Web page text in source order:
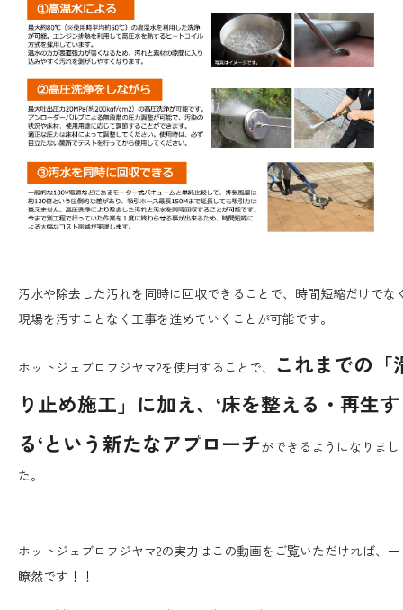
汚水や除去した汚れを同時に回収できることで、時間短縮だけでな
現場を汚すことなく工事を進めていくことが可能です。
ホットジェブロフジヤマ2を使用することで、
これまでの「
り止め施工」に加え、‘床を整える・再生す
る‘という新たなアプローチができるようになりまし
た。
ホットジェブロフジヤマ2の実力はこの動画をご覧いただければ、
瞭然です！！